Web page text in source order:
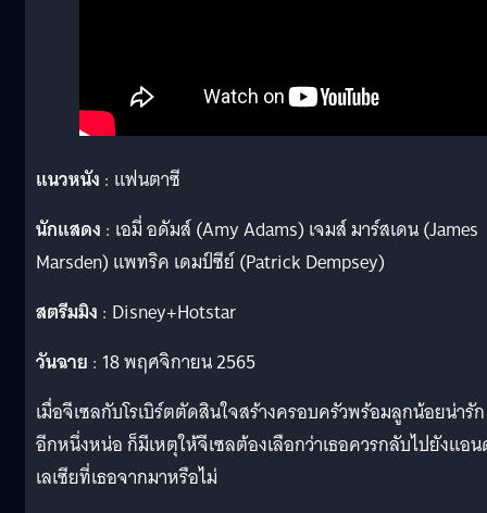
แนวหนัง : แฟนตาซี
นักแสดง : เอมี่ อดัมส์ (Amy Adams) เจมส์ มาร์สเดน (James
Marsden) แพทริค เดมป์ซีย์ (Patrick Dempsey)
สตรีมมิง : Disney+Hotstar
วันฉาย : 18 พฤศจิกายน 2565
เมื่อจีเซลกับโรเบิร์ตตัดสินใจสร้างครอบครัวพร้อมลูกน้อยน่ารัก
อีกหนึ่งหน่อ ก็มีเหตุให้จีเซลต้องเลือกว่าเธอควรกลับไปยังแอ
เลเซียที่เธอจากมาหรือไม่